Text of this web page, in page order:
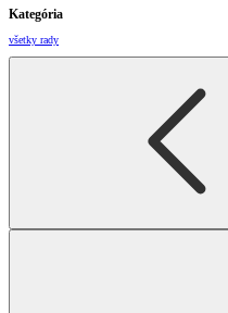
Kategória
všetky rady